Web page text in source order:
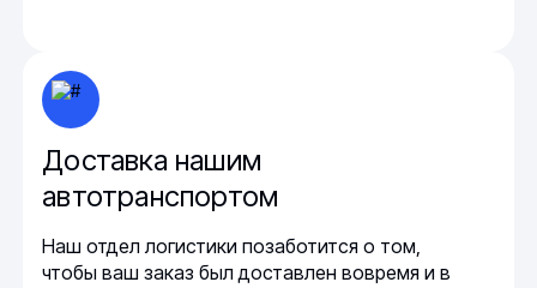
Доставка нашим
автотранспортом
Наш отдел логистики позаботится о том,
чтобы ваш заказ был доставлен вовремя и в